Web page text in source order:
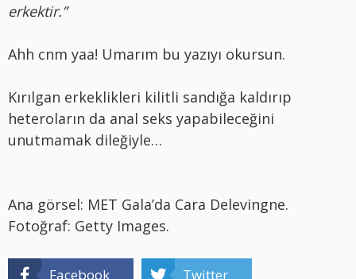
erkektir.”
Ahh cnm yaa! Umarım bu yazıyı okursun.
Kırılgan erkeklikleri kilitli sandığa kaldırıp
heteroların da anal seks yapabileceğini
unutmamak dileğiyle…
Ana görsel: MET Gala’da Cara Delevingne.
Fotoğraf: Getty Images.
Facebook Twitter